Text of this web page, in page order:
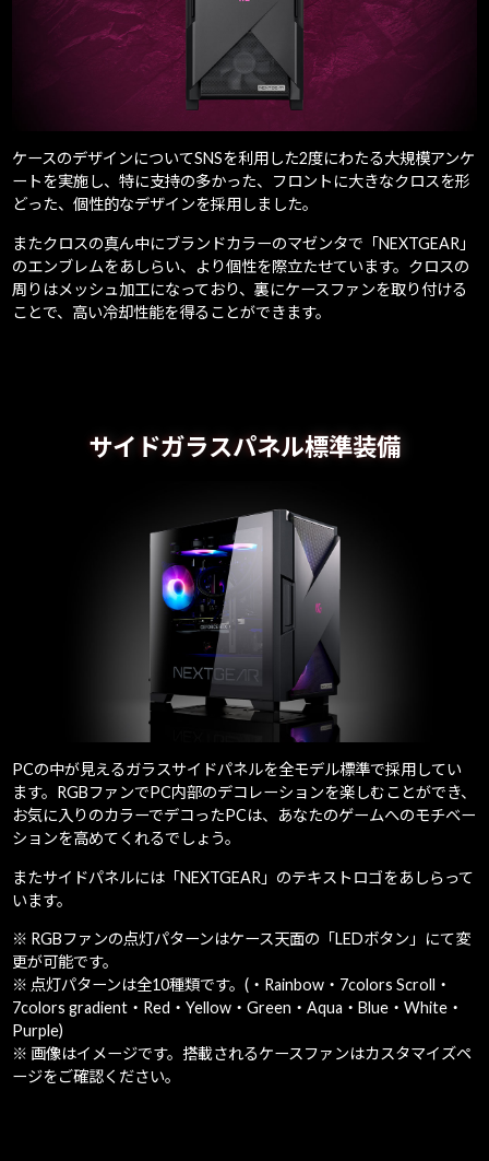
ケースのデザインについてSNSを利用した2度にわたる大規模アンケ
ートを実施し、特に支持の多かった、フロントに大きなクロスを形
どった、個性的なデザインを採用しました。
またクロスの真ん中にブランドカラーのマゼンタで「NEXTGEAR」
のエンブレムをあしらい、より個性を際立たせています。クロスの
周りはメッシュ加工になっており、裏にケースファンを取り付ける
ことで、高い冷却性能を得ることができます。
サイドガラスパネル標準装備
PCの中が見えるガラスサイドパネルを全モデル標準で採用してい
ます。RGBファンでPC内部のデコレーションを楽しむことができ、
お気に入りのカラーでデコったPCは、あなたのゲームへのモチベー
ションを高めてくれるでしょう。
またサイドパネルには「NEXTGEAR」のテキストロゴをあしらって
います。
※ RGBファンの点灯パターンはケース天面の「LEDボタン」にて変
更が可能です。
※ 点灯パターンは全10種類です。(・Rainbow・7colors Scroll・
7colors gradient・Red・Yellow・Green・Aqua・Blue・White・
Purple)
※ 画像はイメージです。搭載されるケースファンはカスタマイズペ
ージをご確認ください。